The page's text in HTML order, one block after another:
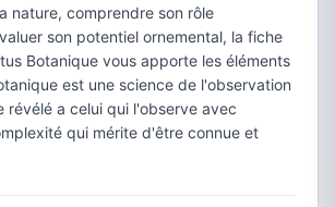
nature, comprendre son rôle
son potentiel ornemental, la fiche
Botanique vous apporte les éléments
est une science de l'observation
révélé a celui qui l'observe avec
qui mérite d'être connue et